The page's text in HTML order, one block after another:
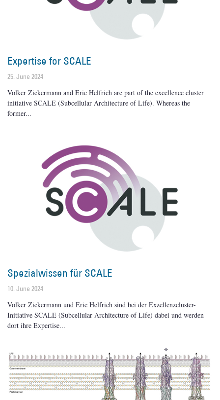
Expertise for SCALE
25. June 2024
Volker Zickermann and Eric Helfrich are part of the excellence cluster
initiative SCALE (Subcellular Architecture of Life). Whereas the
former
Spezialwissen für SCALE
10. June 2024
Volker Zickermann und Eric Helfrich sind bei der Exzellenzcluster-
Initiative SCALE (Subcellular Architecture of Life) dabei und werden
dort ihre Expertise